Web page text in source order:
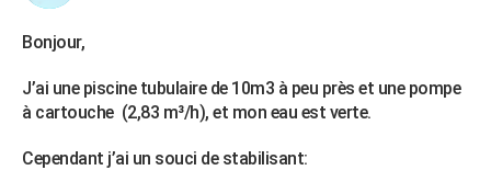
HIGH-TECH
BRICOLAGE
Forum
Aménagement intérieur
Extérieur
Cuisine
Salle de bains
Jardinage
Rangement
WEEK-END
Guides de France
Escapades
Patrimoine
Expositions
Musées
Week-end nature
+LIFESTYLE
Bonjour,
J’ai une piscine tubulaire de 10m3 à peu près et une pompe
à cartouche (2,83 m³/h), et mon eau est verte.
Cependant j’ai un souci de stabilisant: